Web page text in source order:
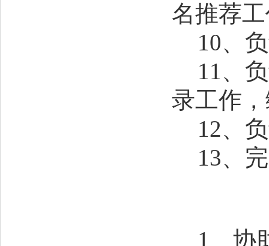
名推荐
10、
11、
录工作
12、
13、
1、 协